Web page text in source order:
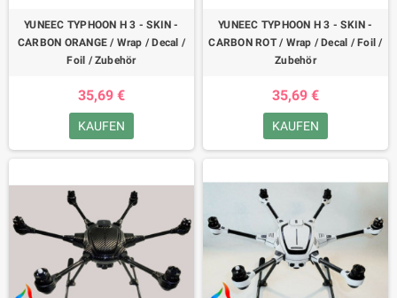
YUNEEC TYPHOON H 3 - SKIN -
CARBON ORANGE / Wrap / Decal /
Foil / Zubehör
35,69 €
KAUFEN
YUNEEC TYPHOON H 3 - SKIN -
CARBON ROT / Wrap / Decal / Foil /
Zubehör
35,69 €
KAUFEN